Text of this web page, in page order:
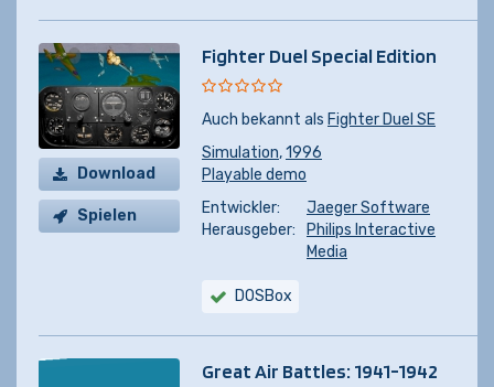
Download
Spielen
Fighter Duel Special Edition
Auch bekannt als Fighter Duel SE
Simulation,1996
Playable demo
Entwickler:
Jaeger Software
Herausgeber:
Philips Interactive
Media
DOSBox
Great Air Battles: 1941-1942